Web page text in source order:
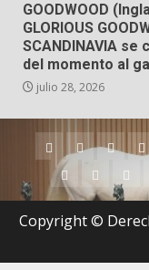
GOODWOOD
GLORIOUS
SCANDINAVIA
del momento al
julio 28, 2026
Argentina
AustraliaBrasil
PanamáPerú
Copyright ©